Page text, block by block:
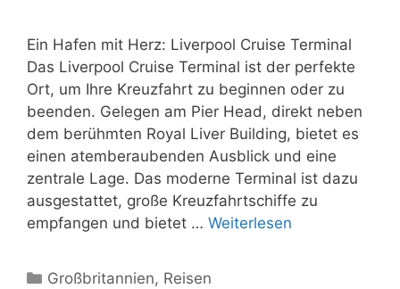
Ein Hafen mit Herz: Liverpool Cruise Terminal
Das Liverpool Cruise Terminal ist der perfekte
Ort, um Ihre Kreuzfahrt zu beginnen oder zu
beenden. Gelegen am Pier Head, direkt neben
dem berühmten Royal Liver Building, bietet es
einen atemberaubenden Ausblick und eine
zentrale Lage. Das moderne Terminal ist dazu
ausgestattet, große Kreuzfahrtschiffe zu
empfangen und bietet … Weiterlesen
Kategorien
Großbritannien, Reisen